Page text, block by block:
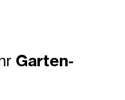
Garten-